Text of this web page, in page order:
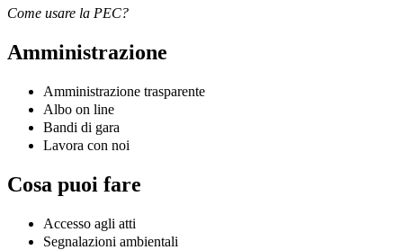
Come usare la PEC?
Amministrazione
Amministrazione trasparente
Albo on line
Bandi di gara
Lavora con noi
Cosa puoi fare
Accesso agli atti
Segnalazioni ambientali